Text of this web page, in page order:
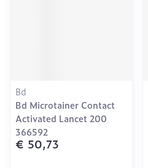
Bd
Bd Microtainer Contact
Activated Lancet 200
366592
€ 50,73